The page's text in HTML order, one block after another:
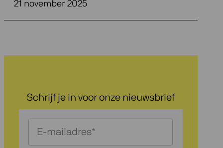
21 november 2025
Schrijf je in voor onze nieuwsbrief
Schrijf
je